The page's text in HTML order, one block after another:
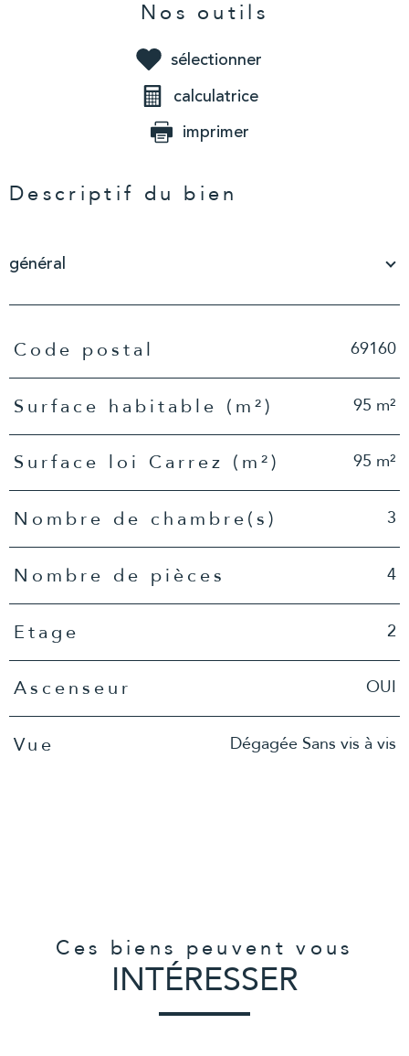
Nos outils
sélectionner
calculatrice
imprimer
Descriptif du bien
général
TRAD_PAMPERO_Caracteristique
Code postal 69160
Surface habitable (m²) 95 m²
Surface loi Carrez (m²) 95 m²
Nombre de chambre(s) 3
Nombre de pièces 4
Etage 2
Ascenseur OUI
Vue Dégagée Sans vis à vis
Ces biens peuvent vous
INTÉRESSER